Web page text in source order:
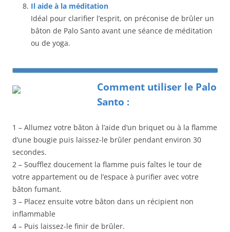
Il aide à la méditation
Idéal pour clarifier l’esprit, on préconise de brûler un
bâton de Palo Santo avant une séance de méditation
ou de yoga.
Comment utiliser le Palo
Santo :
1 – Allumez votre bâton à l’aide d’un briquet ou à la flamme
d’une bougie puis laissez-le brûler pendant environ 30
secondes.
2 – Soufflez doucement la flamme puis faîtes le tour de
votre appartement ou de l’espace à purifier avec votre
bâton fumant.
3 – Placez ensuite votre bâton dans un récipient non
inflammable
4 – Puis laissez-le finir de brûler.